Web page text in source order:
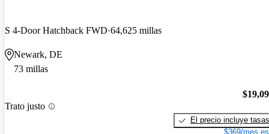
S 4-Door Hatchback FWD 64,625 millas
Newark, DE
73 millas
Trato justo
El precio incluye tasas
$369/mes